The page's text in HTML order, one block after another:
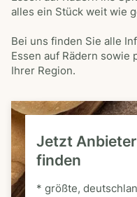
alles ein Stück weit wie
Bei uns finden Sie alle
Essen auf Rädern sowie
Ihrer Region.
Jetzt
finden
* größte,